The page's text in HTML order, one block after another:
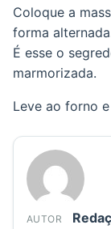
Coloque a
forma
É esse o
marmorizada.
Leve ao forno
AUTOR